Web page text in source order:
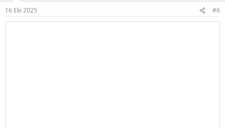
:
16 Eki 2025 #6